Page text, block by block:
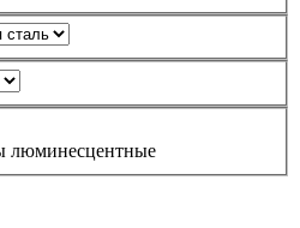
люминесцентные